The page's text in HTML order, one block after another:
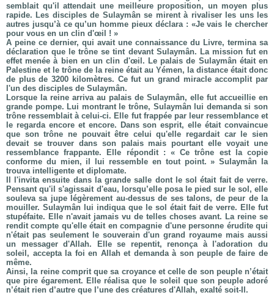
semblait qu'il attendait une meilleure proposition, un moyen plus
rapide. Les disciples de Sulaymân se mirent à rivaliser les uns les
autres jusqu’à ce qu’un homme pieux déclara : «Je vais le chercher
pour vous en un clin d'œil ! »
A peine ce dernier, qui avait une connaissance du Livre, termina sa
déclaration que le trône se tint devant Sulaymân. La mission fut en
effet menée à bien en un clin d'œil. Le palais de Sulaymân était en
Palestine et le trône de la reine était au Yémen, la distance était donc
de plus de 3200 kilomètres. Ce fut un grand miracle accomplit par
l'un des disciples de Sulaymân.
Lorsque la reine arriva au palais de Sulaymân, elle fut accueillie en
grande pompe. Lui montrant le trône, Sulaymân lui demanda si son
trône ressemblait à celui-ci. Elle fut frappée par leur ressemblance et
le regarda encore et encore. Dans son esprit, elle était convaincue
que son trône ne pouvait être celui qu'elle regardait car le sien
devait se trouver dans son palais mais pourtant elle voyait une
ressemblance frappante. Elle répondit : « Ce trône est la copie
conforme du mien, il lui ressemble en tout point. » Sulaymân la
trouva intelligente et diplomate.
Il l'invita ensuite dans la grande salle dont le sol était fait de verre.
Pensant qu'il s'agissait d'eau, lorsqu’elle posa le pied sur le sol, elle
souleva sa jupe légèrement au-dessus de ses talons, de peur de la
mouiller. Sulaymân lui indiqua que le sol était fait de verre. Elle fut
stupéfaite. Elle n'avait jamais vu de telles choses avant. La reine se
rendit compte qu'elle était en compagnie d'une personne érudite qui
n'était pas seulement le souverain d'un grand royaume mais aussi
un messager d'Allah. Elle se repentit, renonça à l'adoration du
soleil, accepta la foi en Allah et demanda à son peuple de faire de
même.
Ainsi, la reine comprit que sa croyance et celle de son peuple n’était
que pire égarement. Elle réalisa que le soleil que son peuple adoré
n’était rien d’autre que l’une des créatures d'Allah, exalté soit-Il.